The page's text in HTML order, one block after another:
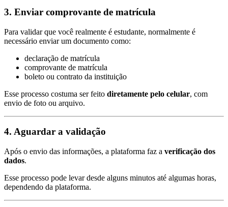
3. Enviar comprovante de matrícula
Para validar que você realmente é estudante, normalmente é
necessário enviar um documento como:
declaração de matrícula
comprovante de matrícula
boleto ou contrato da instituição
Esse processo costuma ser feito diretamente pelo celular, com
envio de foto ou arquivo.
4. Aguardar a validação
Após o envio das informações, a plataforma faz a verificação dos
dados.
Esse processo pode levar desde alguns minutos até algumas horas,
dependendo da plataforma.